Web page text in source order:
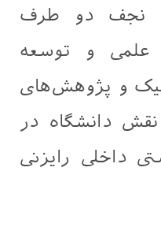
نجف دو طرف
علمی و توسعه
و پژوهش‌های
دانشگاه در
داخلی رایزنی